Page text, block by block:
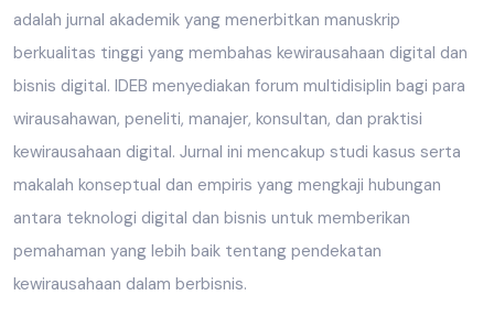
adalah jurnal akademik yang menerbitkan manuskrip
berkualitas tinggi yang membahas kewirausahaan digital dan
bisnis digital. IDEB menyediakan forum multidisiplin bagi para
wirausahawan, peneliti, manajer, konsultan, dan praktisi
kewirausahaan digital. Jurnal ini mencakup studi kasus serta
makalah konseptual dan empiris yang mengkaji hubungan
antara teknologi digital dan bisnis untuk memberikan
pemahaman yang lebih baik tentang pendekatan
kewirausahaan dalam berbisnis.